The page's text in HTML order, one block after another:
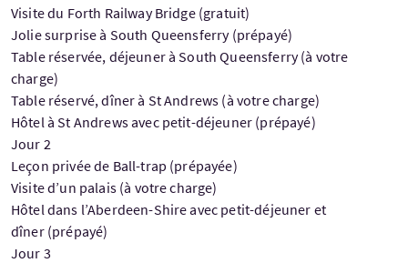
Visite du Forth Railway Bridge (gratuit)
Jolie surprise à South Queensferry (prépayé)
Table réservée, déjeuner à South Queensferry (à votre
charge)
Table réservé, dîner à St Andrews (à votre charge)
Hôtel à St Andrews avec petit-déjeuner (prépayé)
Jour 2
Leçon privée de Ball-trap (prépayée)
Visite d’un palais (à votre charge)
Hôtel dans l’Aberdeen-Shire avec petit-déjeuner et
dîner (prépayé)
Jour 3